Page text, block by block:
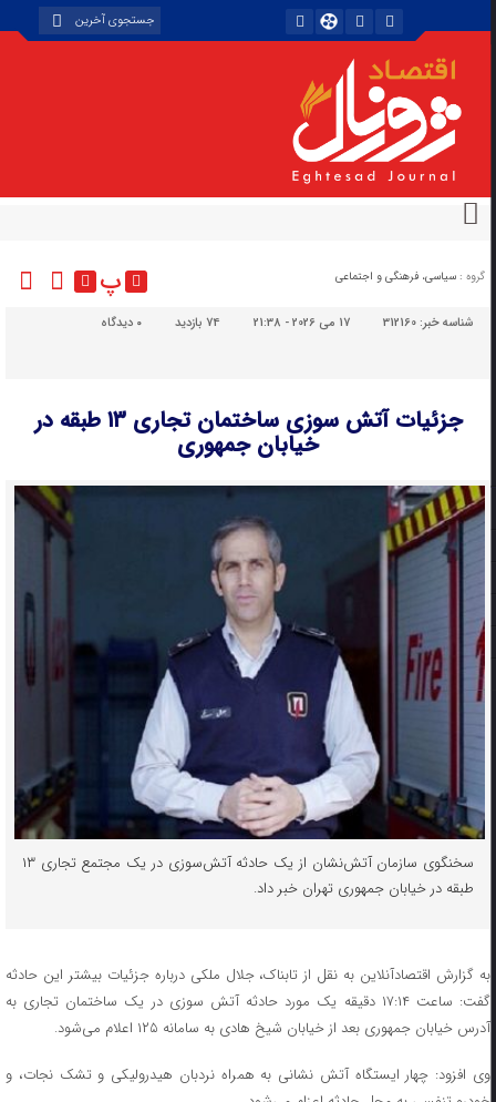
گروه : سیاسی، فرهنگی و اجتماعی پ
شناسه خبر:312160 17 می 2026 - 21:38 74 بازدید دیدگاه
جزئیات آتش سوزی ساختمان تجاری ۱۳ طبقه در
خیابان جمهوری
سخنگوی سازمان آتش‌نشان از یک حادثه آتش‌سوزی در یک مجتمع تجاری ۱۳
طبقه در خیابان جمهوری تهران خبر داد.
به گزارش اقتصادآنلاین به نقل از تابناک، جلال ملکی درباره جزئیات بیشتر این حادثه
گفت: ساعت ۱۷:۱۴ دقیقه یک مورد حادثه آتش سوزی در یک ساختمان تجاری به
آدرس خیابان جمهوری بعد از خیابان شیخ هادی به سامانه ۱۲۵ اعلام می‌شود.
وی افزود: چهار ایستگاه آتش نشانی به همراه نردبان هیدرولیکی و تشک نجات، و